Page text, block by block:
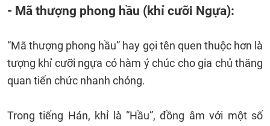
- Mã thượng phong hầu (khỉ cưỡi Ngựa):
“Mã thượng phong hầu” hay gọi tên quen thuộc hơn là
tượng khỉ cưỡi ngựa có hàm ý chúc cho gia chủ thăng
quan tiến chức nhanh chóng.
Trong tiếng Hán, khỉ là “Hầu”, đồng âm với một số